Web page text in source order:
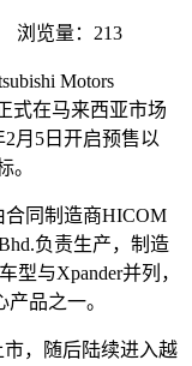
浏览量： 213
Motors
式在马来西亚市场
月5日开启预售以
。
合同制造商HICOM
Bhd.负责生产，制造
型与Xpander并列，
品之一。
市，随后陆续进入越